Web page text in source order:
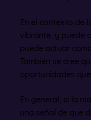
En el contexto de
vibrante, y puede
puede actuar
También se cree
oportunidades
En general, si la
una señal de que